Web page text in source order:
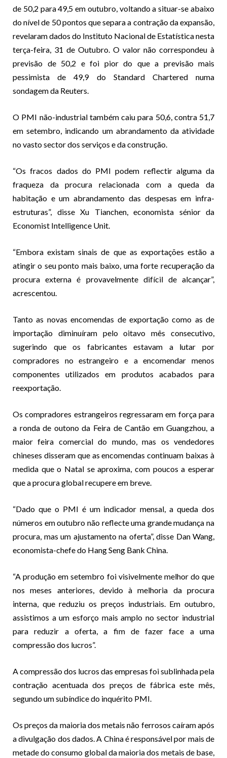
de 50,2 para 49,5 em outubro, voltando a situar-se abaixo
do nível de 50 pontos que separa a contração da expansão,
revelaram dados do Instituto Nacional de Estatística nesta
terça-feira, 31 de Outubro. O valor não correspondeu à
previsão de 50,2 e foi pior do que a previsão mais
pessimista de 49,9 do Standard Chartered numa
sondagem da Reuters.
O PMI não-industrial também caiu para 50,6, contra 51,7
em setembro, indicando um abrandamento da atividade
no vasto sector dos serviços e da construção.
“Os fracos dados do PMI podem reflectir alguma da
fraqueza da procura relacionada com a queda da
habitação e um abrandamento das despesas em infra-
estruturas”, disse Xu Tianchen, economista sénior da
Economist Intelligence Unit.
“Embora existam sinais de que as exportações estão a
atingir o seu ponto mais baixo, uma forte recuperação da
procura externa é provavelmente difícil de alcançar”,
acrescentou.
Tanto as novas encomendas de exportação como as de
importação diminuíram pelo oitavo mês consecutivo,
sugerindo que os fabricantes estavam a lutar por
compradores no estrangeiro e a encomendar menos
componentes utilizados em produtos acabados para
reexportação.
Os compradores estrangeiros regressaram em força para
a ronda de outono da Feira de Cantão em Guangzhou, a
maior feira comercial do mundo, mas os vendedores
chineses disseram que as encomendas continuam baixas à
medida que o Natal se aproxima, com poucos a esperar
que a procura global recupere em breve.
“Dado que o PMI é um indicador mensal, a queda dos
números em outubro não reflecte uma grande mudança na
procura, mas um ajustamento na oferta”, disse Dan Wang,
economista-chefe do Hang Seng Bank China.
“A produção em setembro foi visivelmente melhor do que
nos meses anteriores, devido à melhoria da procura
interna, que reduziu os preços industriais. Em outubro,
assistimos a um esforço mais amplo no sector industrial
para reduzir a oferta, a fim de fazer face a uma
compressão dos lucros”.
A compressão dos lucros das empresas foi sublinhada pela
contração acentuada dos preços de fábrica este mês,
segundo um subíndice do inquérito PMI.
Os preços da maioria dos metais não ferrosos caíram após
a divulgação dos dados. A China é responsável por mais de
metade do consumo global da maioria dos metais de base,